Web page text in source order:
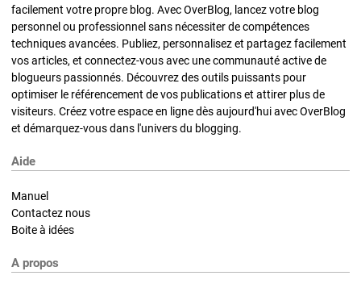
facilement votre propre blog. Avec OverBlog, lancez votre blog
personnel ou professionnel sans nécessiter de compétences
techniques avancées. Publiez, personnalisez et partagez facilement
vos articles, et connectez-vous avec une communauté active de
blogueurs passionnés. Découvrez des outils puissants pour
optimiser le référencement de vos publications et attirer plus de
visiteurs. Créez votre espace en ligne dès aujourd'hui avec OverBlog
et démarquez-vous dans l'univers du blogging.
Aide
Manuel
Contactez nous
Boite à idées
A propos